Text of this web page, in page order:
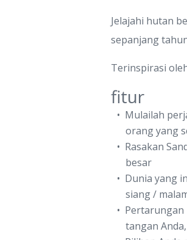
Jelajahi hutan
sepanjang
Terinspirasi
fitur
Mulailah
orang yang
Rasakan
besar
Dunia yang
siang /
Pertarungan
tangan